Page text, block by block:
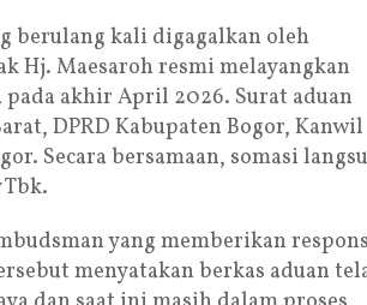
berulang kali digagalkan oleh
Hj. Maesaroh resmi melayangkan
pada akhir April 2026. Surat aduan
DPRD Kabupaten Bogor, Kanwil
Secara bersamaan, somasi
yang memberikan
menyatakan berkas aduan